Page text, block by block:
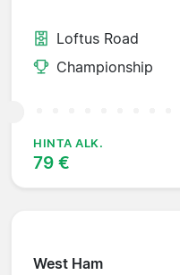
Loftus Road
Championship
HINTA ALK.
79 €
West Ham